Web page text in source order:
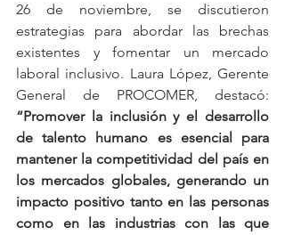
26 de noviembre, se discutieron
estrategias para abordar las brechas
existentes y fomentar un mercado
laboral inclusivo. Laura López, Gerente
“Promover la inclusión y el desarrollo
de talento humano es esencial para
mantener la competitividad del país en
los mercados globales, generando un
impacto positivo tanto en las personas
como en las industrias con las que